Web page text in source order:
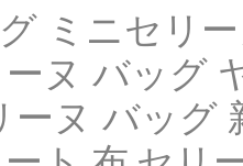
ミニセリ
ヌ バッグ
ーヌ バッグ